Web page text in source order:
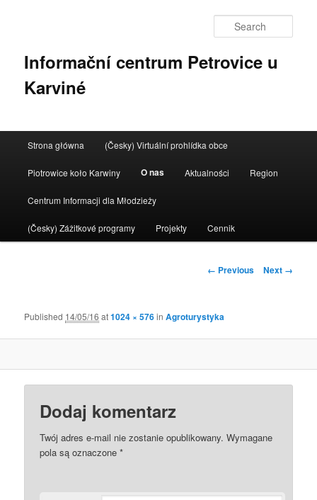
Informační centrum Petrovice u
Karviné
Skip to primary content
Strona główna (Česky) Virtuální prohlídka obce
Piotrowice koło Karwiny O nas Aktualności Region
Centrum Informacji dla Młodzieży
(Česky) Zážitkové programy Projekty Cennik
Image navigation
← Previous Next →
Published 14/05/16 at1024 × 576inAgroturystyka
Dodaj komentarz
Twój adres e-mail nie zostanie opublikowany. Wymagane
pola są oznaczone*